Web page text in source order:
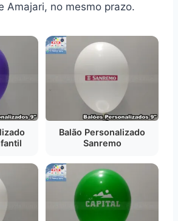
Amajari, no mesmo prazo.
Balão Personalizado
Sanremo